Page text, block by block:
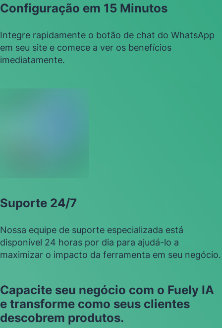
Configuração em 15 Minutos
Integre rapidamente o botão de chat do WhatsApp
em seu site e comece a ver os benefícios
imediatamente.
Suporte 24/7
Nossa equipe de suporte especializada está
disponível 24 horas por dia para ajudá-lo a
maximizar o impacto da ferramenta em seu negócio.
Capacite seu negócio com o Fuely IA
e transforme como seus clientes
descobrem produtos.